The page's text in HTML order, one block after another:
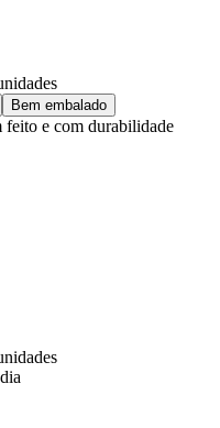
Bem embalado
feito e com durabilidade